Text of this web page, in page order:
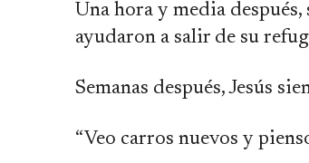
Una hora y media
ayudaron a salir de su
Semanas después, Jesús
“Veo carros nuevos y